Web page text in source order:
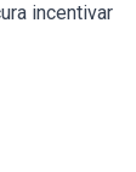
incentivar